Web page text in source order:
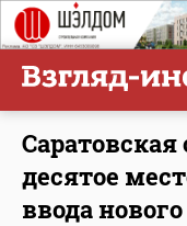
десятое
ввода